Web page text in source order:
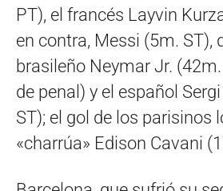
PT), el francés Layvin
en contra, Messi (5m. ST),
brasileño Neymar Jr. (42m.
de penal) y el español
ST); el gol de los parisinos
«charrúa» Edison Cavani